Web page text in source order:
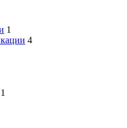
1
4
1